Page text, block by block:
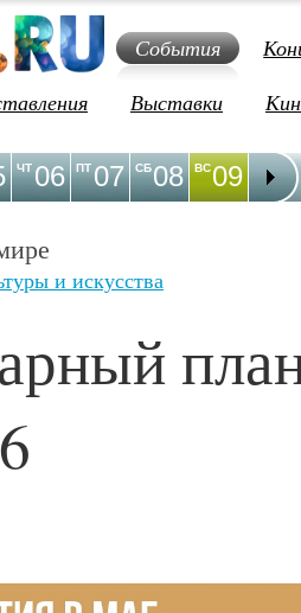
События
Выставки
06
ЧТ 07
ПТ 08
СБ 09
ВС 10
ПН
и искусства